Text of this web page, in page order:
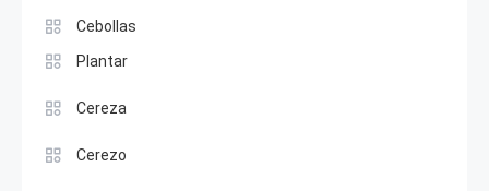
Cebollas
Plantar
Cereza
Cerezo